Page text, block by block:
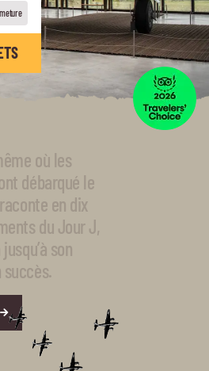
où les
débarqué le
en dix
du Jour J,
son